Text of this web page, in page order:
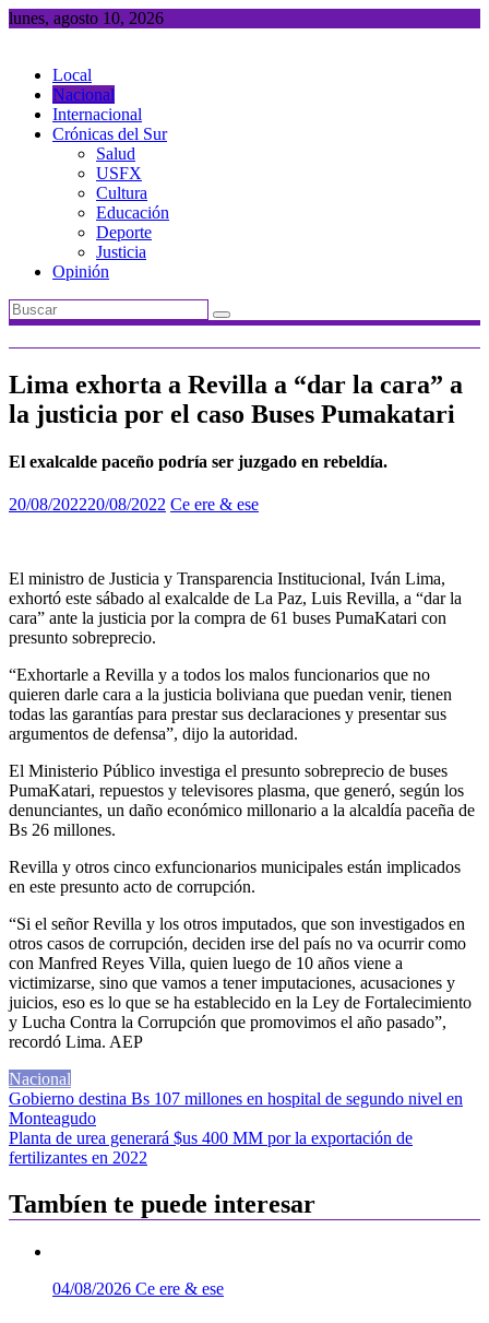
Saltar
lunes, agosto 10, 2026
Local
Nacional
Internacional
Crónicas del Sur
Salud
USFX
Cultura
Educación
Deporte
Justicia
Opinión
Lima exhorta a Revilla a “dar la cara” a
la justicia por el caso Buses Pumakatari
El exalcalde paceño podría ser juzgado en rebeldía.
20/08/202220/08/2022 Ce ere & ese
El ministro de Justicia y Transparencia Institucional, Iván Lima,
exhortó este sábado al exalcalde de La Paz, Luis Revilla, a “dar la
cara” ante la justicia por la compra de 61 buses PumaKatari con
presunto sobreprecio.
“Exhortarle a Revilla y a todos los malos funcionarios que no
quieren darle cara a la justicia boliviana que puedan venir, tienen
todas las garantías para prestar sus declaraciones y presentar sus
argumentos de defensa”, dijo la autoridad.
El Ministerio Público investiga el presunto sobreprecio de buses
PumaKatari, repuestos y televisores plasma, que generó, según los
denunciantes, un daño económico millonario a la alcaldía paceña de
Bs 26 millones.
Revilla y otros cinco exfuncionarios municipales están implicados
en este presunto acto de corrupción.
“Si el señor Revilla y los otros imputados, que son investigados en
otros casos de corrupción, deciden irse del país no va ocurrir como
con Manfred Reyes Villa, quien luego de 10 años viene a
victimizarse, sino que vamos a tener imputaciones, acusaciones y
juicios, eso es lo que se ha establecido en la Ley de Fortalecimiento
y Lucha Contra la Corrupción que promovimos el año pasado”,
recordó Lima. AEP
Nacional
Navegación
de
entradas
Gobierno destina Bs 107 millones en hospital de segundo nivel en
Monteagudo
Planta de urea generará $us 400 MM por la exportación de
fertilizantes en 2022
Tambíen te puede interesar
04/08/2026 Ce ere & ese